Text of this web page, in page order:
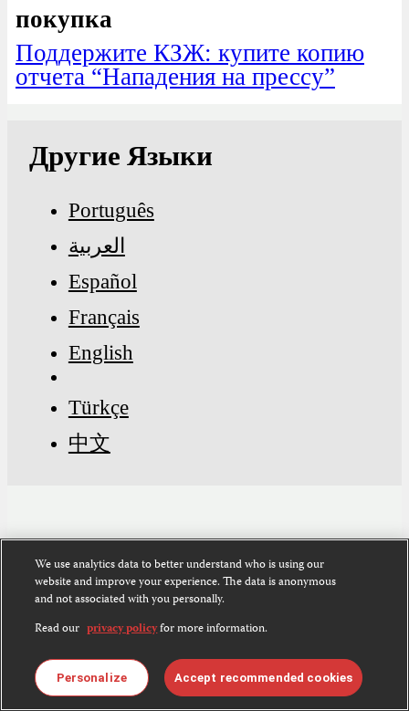
покупка
Поддержите КЗЖ: купите копию
отчета “Нападения на прессу”
Другие Языки
Português
العربية
Español
Français
English
Türkçe
中文
Back to Top
Subscribe to CPJ Newsletters:
Email
Sign Up
Become a Supporter
Donate
News
We use analytics data to better understand who is using our
website and improve your experience. The data is anonymous
and not associated with you personally.
Read our privacy policyfor more information.
Personalize Accept recommended cookies